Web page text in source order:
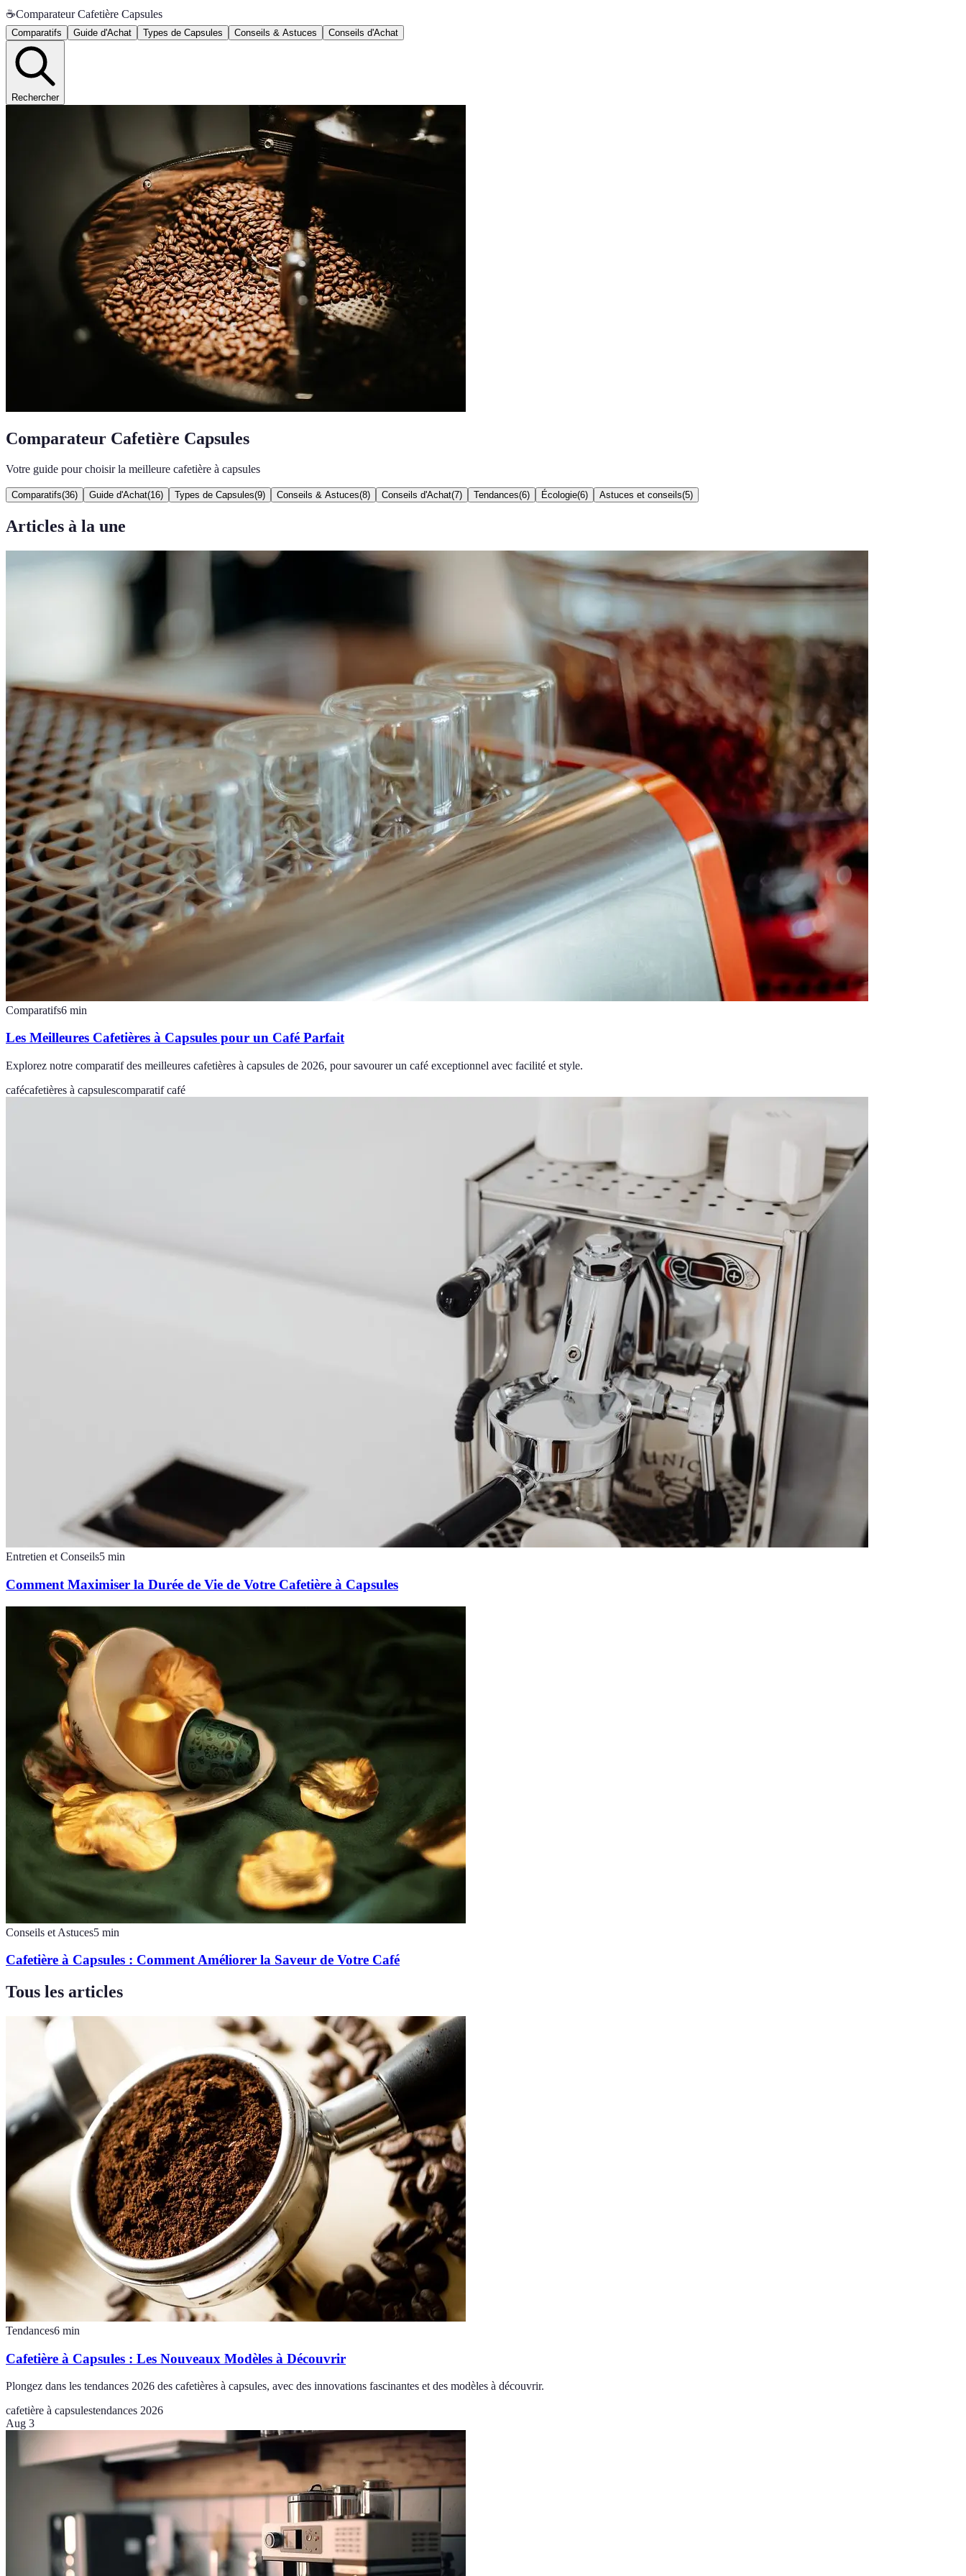
☕Comparateur Cafetière Capsules
Comparatifs Guide d'Achat Types de Capsules Conseils & Astuces Conseils d'Achat
Rechercher
Comparateur Cafetière Capsules
Votre guide pour choisir la meilleure cafetière à capsules
Comparatifs(36) Guide d'Achat(16) Types de Capsules(9) Conseils & Astuces(8) Conseils d'Achat(7) Tendances(6) Écologie(6) Astuces et conseils(5)
Articles à la une
Comparatifs6 min
Les Meilleures Cafetières à Capsules pour un Café Parfait
Explorez notre comparatif des meilleures cafetières à capsules de 2026, pour savourer un café exceptionnel avec facilité et style.
cafécafetières à capsulescomparatif café
Entretien et Conseils5 min
Comment Maximiser la Durée de Vie de Votre Cafetière à Capsules
Conseils et Astuces5 min
Cafetière à Capsules : Comment Améliorer la Saveur de Votre Café
Tous les articles
Tendances6 min
Cafetière à Capsules : Les Nouveaux Modèles à Découvrir
Plongez dans les tendances 2026 des cafetières à capsules, avec des innovations fascinantes et des modèles à découvrir.
cafetière à capsulestendances 2026
Aug 3